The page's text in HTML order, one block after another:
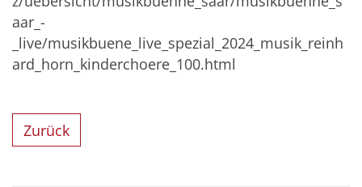
aar_-
_live/musikbuene_live_spezial_2024_musik_reinh
ard_horn_kinderchoere_100.html
Zurück